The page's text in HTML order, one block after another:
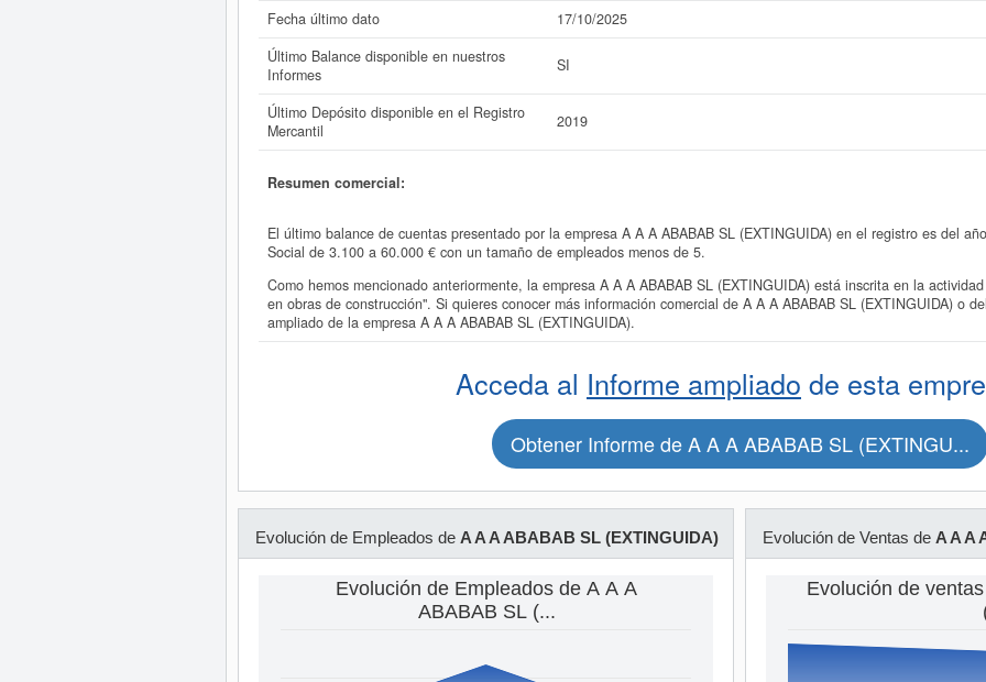
Fecha último dato
17/10/2025
Último Balance disponible en nuestros
Informes
SI
Último Depósito disponible en el Registro
Mercantil
2019
Resumen comercial:
El último balance de cuentas presentado por la empresa A A A ABABAB SL (EXTINGUIDA) en el registro es del
Social de 3.100 a 60.000 € con un tamaño de empleados menos de 5.
Como hemos mencionado anteriormente, la empresa A A A ABABAB SL (EXTINGUIDA) está inscrita en la
en obras de construcción". Si quieres conocer más información comercial de A A A ABABAB SL (EXTINGUIDA) o
ampliado de la empresa A A A ABABAB SL (EXTINGUIDA).
Acceda al Informe ampliado de esta
Obtener Informe de A A A ABABAB SL (EXTINGU...
Evolución de Empleados de A A A ABABAB SL (EXTINGUIDA)
Evolución de Empleados de A A A
ABABAB SL (...
Evolución de Ventas de A A A
Evolución de